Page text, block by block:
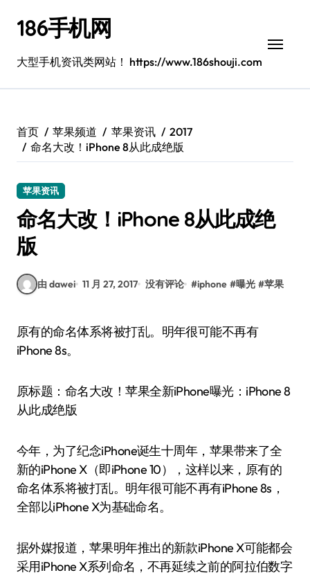
186手机网
大型手机资讯类网站！ https://www.186shouji.com
首页 苹果频道 苹果资讯
2017
命名大改！iPhone 8从此成绝版
苹果资讯
命名大改！iPhone 8从此成绝
版
由 dawei 11 月 27, 2017 没有评论 #iphone #曝光 #苹果
原有的命名体系将被打乱。明年很可能不再有
iPhone 8s。
原标题：命名大改！苹果全新iPhone曝光：iPhone 8
从此成绝版
今年，为了纪念iPhone诞生十周年，苹果带来了全
新的iPhone X（即iPhone 10），这样以来，原有的
命名体系将被打乱。明年很可能不再有iPhone 8s，
全部以iPhone X为基础命名。
据外媒报道，苹果明年推出的新款iPhone X可能都会
采用iPhone X系列命名，不再延续之前的阿拉伯数字